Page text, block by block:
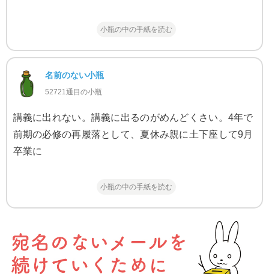
小瓶の中の手紙を読む
名前のない小瓶
52721通目の小瓶
講義に出れない。講義に出るのがめんどくさい。4年で
前期の必修の再履落として、夏休み親に土下座して9月
卒業に
小瓶の中の手紙を読む